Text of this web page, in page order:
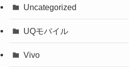
Uncategorized
UQモバイル
Vivo